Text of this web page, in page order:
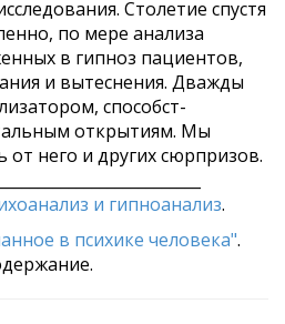
Столетие спустя
по мере анализа
в гипноз пациентов,
и вытеснения. Дважды
способст­
открытиям. Мы
него и других сюрпризов.
и гипноанализ.
в психике человека".